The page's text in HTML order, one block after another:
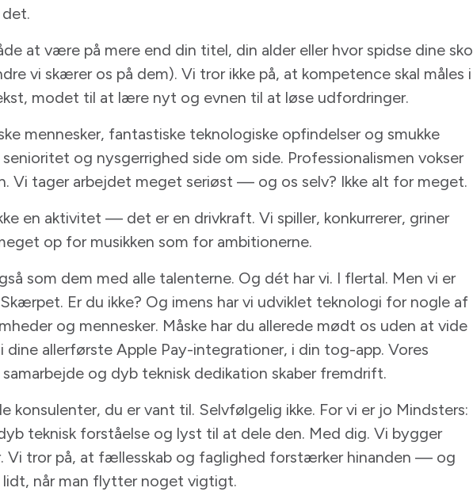
det.
at være på mere end din titel, din alder eller hvor spidse dine sko
vi skærer os på dem). Vi tror ikke på, at kompetence skal måles i
modet til at lære nyt og evnen til at løse udfordringer.
mennesker, fantastiske teknologiske opfindelser og smukke
og nysgerrighed side om side. Professionalismen vokser
Vi tager arbejdet meget seriøst — og os selv? Ikke alt for meget.
en aktivitet — det er en drivkraft. Vi spiller, konkurrerer, griner
op for musikken som for ambitionerne.
som dem med alle talenterne. Og dét har vi. I flertal. Men vi er
Er du ikke? Og imens har vi udviklet teknologi for nogle af
og mennesker. Måske har du allerede mødt os uden at vide
dine allerførste Apple Pay-integrationer, i din tog-app. Vores
og dyb teknisk dedikation skaber fremdrift.
konsulenter, du er vant til. Selvfølgelig ikke. For vi er jo Mindsters:
teknisk forståelse og lyst til at dele den. Med dig. Vi bygger
Vi tror på, at fællesskab og faglighed forstærker hinanden — og
lidt, når man flytter noget vigtigt.